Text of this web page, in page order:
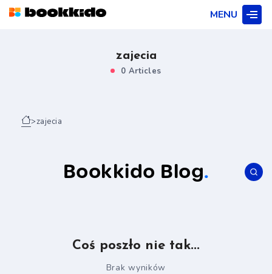
MENU
zajecia
0 Articles
>zajecia
Bookkido Blog.
Coś poszło nie tak...
Brak wyników